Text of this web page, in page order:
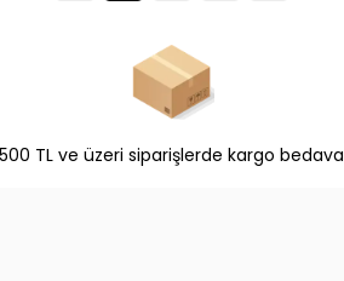
500 TL ve üzeri siparişlerde kargo bedava